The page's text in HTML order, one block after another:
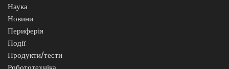
Наука
Новини
Периферія
Події
Продукти/тести